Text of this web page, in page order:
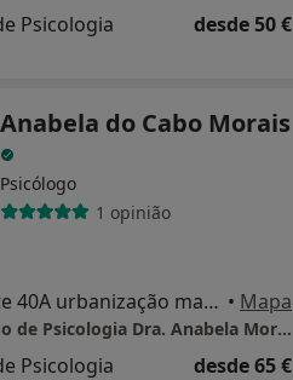
Psicologia desde 50 €
Anabela do Cabo Morais
Psicólogo
1 opinião
Rua pinheiros lote 40A urbanização malheiro, Portimão • Mapa
Consultório Privado de Psicologia Dra. Anabela Morais
Psicologia desde 65 €